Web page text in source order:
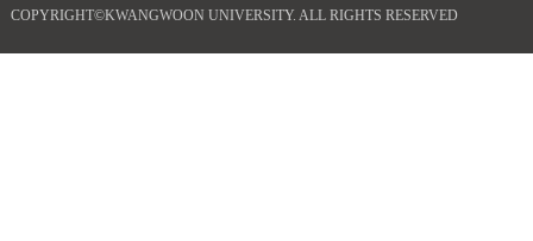
COPYRIGHT©KWANGWOON UNIVERSITY. ALL RIGHTS RESERVED